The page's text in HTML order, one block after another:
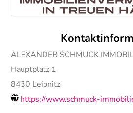
ALEXANDER SCHMUCK
Hauptplatz 1
8430 Leibnitz
https://www.schmuck-